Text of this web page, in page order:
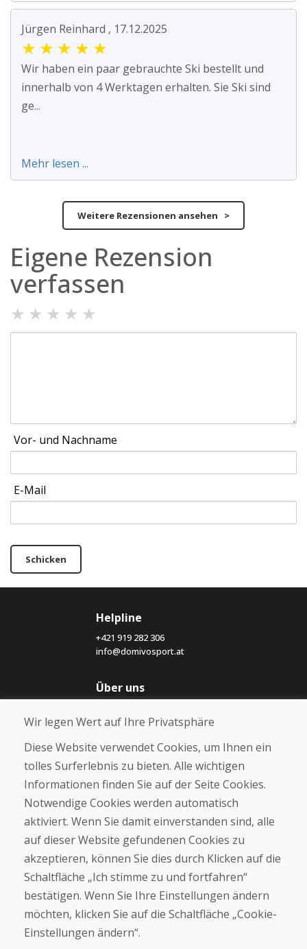
Jürgen Reinhard , 17.12.2025
★ ★ ★ ★ ★
Wir haben ein paar gebrauchte Ski bestellt und
innerhalb von 4 Werktagen erhalten. Sie Ski sind
ge...
Mehr lesen ...
Weitere Rezensionen ansehen >
Eigene Rezension
verfassen
★ ★ ★ ★ ★
Vor- und Nachname
E-Mail
Schicken
Helpline
+421 919 282 306
info@domivosport.at
Über uns
Über uns
Kontakt
Kaufen
E-Shop
Geschäftsbedingungen
Zahlung
Beschwerde
Rückgabe und Umtausch von Waren
Cookies
Wir legen Wert auf Ihre Privatsphäre
Diese Website verwendet Cookies, um Ihnen ein
tolles Surferlebnis zu bieten. Alle wichtigen
Informationen finden Sie auf der Seite Cookies.
Notwendige Cookies werden automatisch
aktiviert. Wenn Sie damit einverstanden sind, alle
auf dieser Website gefundenen Cookies zu
akzeptieren, können Sie dies durch Klicken auf die
Schaltfläche „Ich stimme zu und fortfahren“
bestätigen. Wenn Sie Ihre Einstellungen ändern
möchten, klicken Sie auf die Schaltfläche „Cookie-
Einstellungen ändern“.